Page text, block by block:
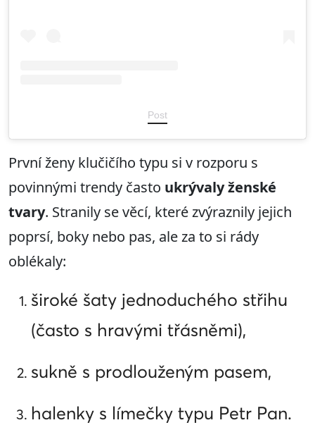
Post
První ženy klučičího typu si v rozporu s
povinnými trendy často ukrývalyženské
tvary. Stranily se věcí, které zvýraznily jejich
poprsí, boky nebo pas, ale za to si rády
oblékaly:
široké šaty jednoduchého střihu
(často s hravými třásněmi),
sukně s prodlouženým pasem,
halenky s límečky typu Petr Pan.